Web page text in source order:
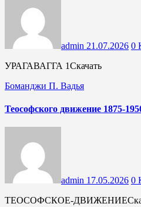
admin 21.07.2026 0
УРАГАВАГГА 1Скачать
Боманджи П. Вадья
Теософского движение 1875-
admin 17.05.2026 0
ТЕОСОФСКОЕ-